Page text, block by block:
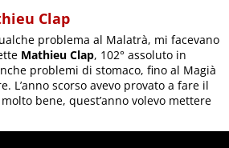
Clap
problema al Malatrà, mi facevano
Mathieu Clap, 102° assoluto in
problemi di stomaco, fino al Magià
L’anno scorso avevo provato a fare il
bene, quest’anno volevo mettere